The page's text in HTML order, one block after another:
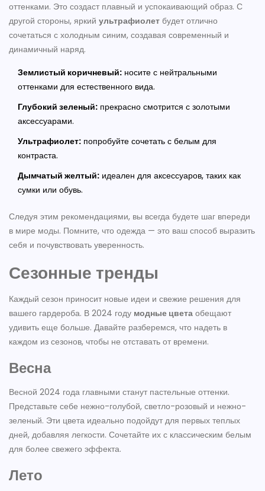
оттенками. Это создаст плавный и успокаивающий образ. С
другой стороны, яркий ультрафиолет будет отлично
сочетаться с холодным синим, создавая современный и
динамичный наряд.
Землистый коричневый: носите с нейтральными
оттенками для естественного вида.
Глубокий зеленый: прекрасно смотрится с золотыми
аксессуарами.
Ультрафиолет: попробуйте сочетать с белым для
контраста.
Дымчатый желтый: идеален для аксессуаров, таких как
сумки или обувь.
Следуя этим рекомендациями, вы всегда будете шаг впереди
в мире моды. Помните, что одежда — это ваш способ выразить
себя и почувствовать уверенность.
Сезонные тренды
Каждый сезон приносит новые идеи и свежие решения для
вашего гардероба. В 2024 году модные цвета обещают
удивить еще больше. Давайте разберемся, что надеть в
каждом из сезонов, чтобы не отставать от времени.
Весна
Весной 2024 года главными станут пастельные оттенки.
Представьте себе нежно-голубой, светло-розовый и нежно-
зеленый. Эти цвета идеально подойдут для первых теплых
дней, добавляя легкости. Сочетайте их с классическим белым
для более свежего эффекта.
Лето